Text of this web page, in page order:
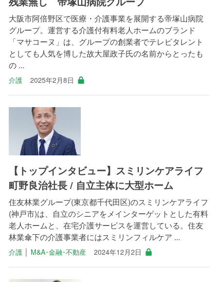
大阪市阿倍野区で医療・介護事業を展開する帝塚山病院
グループ。運営する介護付有料老人ホームのブランド
「マサコーヌ」は、グループの創業者でテレビタレント
としても人気を博した故大屋政子氏の名前からとったも
の ...
介護 2025年2月8日
【トップインタビュー】スミリンケアライフ
町野良治社長 / 自立主体に大型ホーム
住友林業グループ(東京都千代田区)のスミリンケアライフ
(神戸市)は、自立のシニアをメインターゲットとした有料
老人ホームと、在宅介護サービスを運営している。住友
林業傘下の介護事業者にはスミリンフィルケア ...
介護│ M&A･金融･不動産 2024年12月2日